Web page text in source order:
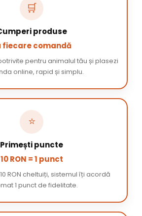
🛒
produse
fiecare comandă
pentru animalul tău și plasezi
online, rapid și simplu.
⭐
Primești puncte
10 RON = 1 punct
RON cheltuiți, sistemul îți acordă
1 punct de fidelitate.